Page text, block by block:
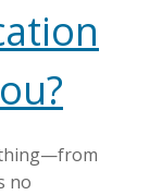
no